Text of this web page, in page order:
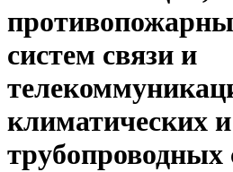
систем связи и
климатических и
трубопроводных